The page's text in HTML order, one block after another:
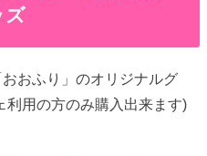
ズ
おふり」のオリジナルグ
利用の方のみ購入出来ます)